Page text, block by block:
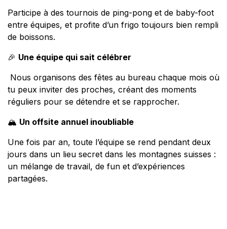
Participe à des tournois de ping-pong et de baby-foot
entre équipes, et profite d’un frigo toujours bien rempli
de boissons.
🎉 Une équipe qui sait célébrer
Nous organisons des fêtes au bureau chaque mois où
tu peux inviter des proches, créant des moments
réguliers pour se détendre et se rapprocher.
🏔️ Un offsite annuel inoubliable
Une fois par an, toute l’équipe se rend pendant deux
jours dans un lieu secret dans les montagnes suisses :
un mélange de travail, de fun et d’expériences
partagées.